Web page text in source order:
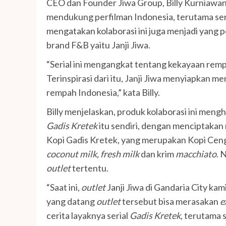
CEO dan Founder Jiwa Group, Billy
mendukung perfilman Indonesia, terutama
mengatakan kolaborasi ini juga menjadi
brand F&B yaitu Janji Jiwa.
“Serial ini mengangkat tentang kekayaan
Terinspirasi dari itu, Janji Jiwa menyiapkan
rempah Indonesia,” kata Billy.
Billy menjelaskan, produk kolaborasi ini
Gadis Kretekitu sendiri, dengan menciptakan
Kopi Gadis Kretek, yang merupakan Kopi
coconut milk, fresh milkdan krimmacchiato.
outlettertentu.
“Saat ini, outletJanji Jiwa di Gandaria City
yang datangoutlettersebut bisa merasakan
cerita layaknya serial Gadis Kretek, terutama